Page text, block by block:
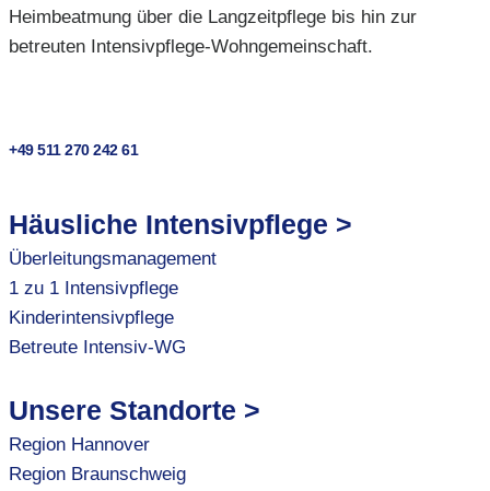
Heimbeatmung über die Langzeitpflege bis hin zur
betreuten Intensivpflege-Wohngemeinschaft.
+49 511 270 242 61
Häusliche Intensivpflege >
Überleitungsmanagement
1 zu 1 Intensivpflege
Kinderintensivpflege
Betreute Intensiv-WG
Unsere Standorte >
Region Hannover
Region Braunschweig